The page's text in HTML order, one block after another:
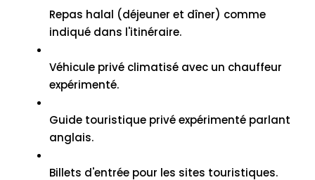
Repas halal (déjeuner et dîner) comme
indiqué dans l'itinéraire.
Véhicule privé climatisé avec un chauffeur
expérimenté.
Guide touristique privé expérimenté parlant
anglais.
Billets d'entrée pour les sites touristiques.